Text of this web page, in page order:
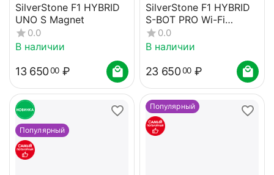
SilverStone F1 HYBRID
UNO S Magnet
0.0
В наличии
13 65000 ₽
SilverStone F1 HYBRID
S-BOT PRO Wi-Fi
Doppler Edition
0.0
В наличии
23 65000 ₽
Популярный
Популярный